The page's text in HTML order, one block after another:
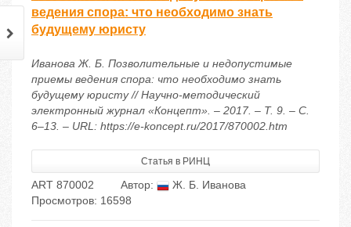
ведения спора: что необходимо знать
будущему юристу
Иванова Ж. Б. Позволительные и недопустимые
приемы ведения спора: что необходимо знать
будущему юристу // Научно-методический
электронный журнал «Концепт». – 2017. – Т. 9. – С.
6–13. – URL: https://e-koncept.ru/2017/870002.htm
Статья в РИНЦ
ART 870002 Автор:
Ж. Б. Иванова
Просмотров: 16598